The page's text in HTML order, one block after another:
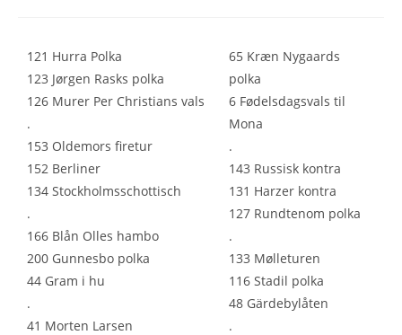
121 Hurra Polka
123 Jørgen Rasks polka
126 Murer Per Christians vals
.
153 Oldemors firetur
152 Berliner
134 Stockholmsschottisch
.
166 Blån Olles hambo
200 Gunnesbo polka
44 Gram i hu
.
41 Morten Larsen
65 Kræn Nygaards
polka
6 Fødelsdagsvals til
Mona
.
143 Russisk kontra
131 Harzer kontra
127 Rundtenom polka
.
133 Mølleturen
116 Stadil polka
48 Gärdebylåten
.